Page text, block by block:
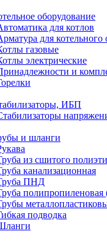
оборудование
для котлов
для котельного
газовые
электрические
и
ИБП
и шланги
из сшитого
канализационная
ПНД
полипропиленовая
подводка